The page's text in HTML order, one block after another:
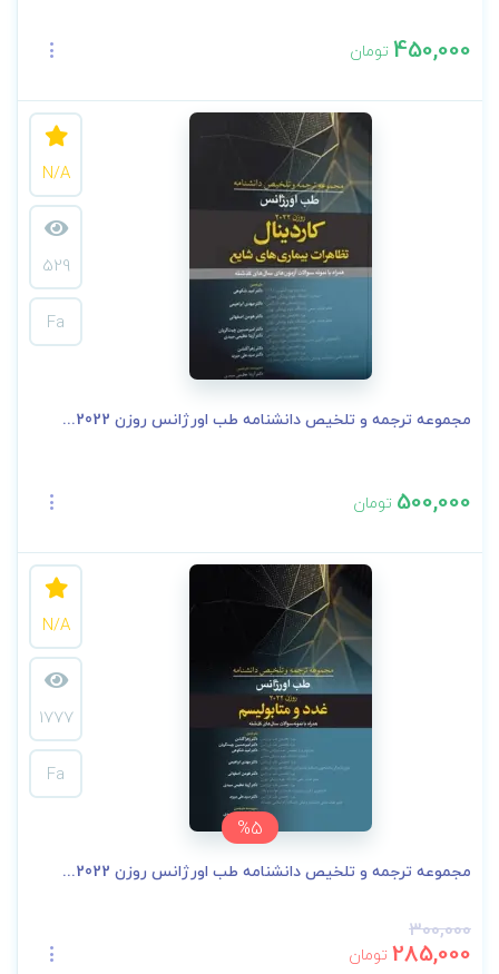
450,000تومان
N/A
529
Fa
مجموعه ترجمه و تلخیص دانشنامه طب اورژانس روزن 2022...
500,000 تومان
%5
N/A
1777
Fa
مجموعه ترجمه و تلخیص دانشنامه طب اورژانس روزن 2022...
300,000
285,000 تومان